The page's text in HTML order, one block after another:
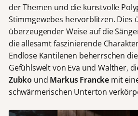
der Themen und die kunstvolle
Stimmgewebes hervorblitzen. Dies
überzeugender Weise auf die
die allesamt faszinierende
Endlose Kantilenen beherrschen
Gefühlswelt von Eva und Walther,
Zubko und Markus Francke mit
schwärmerischen Unterton